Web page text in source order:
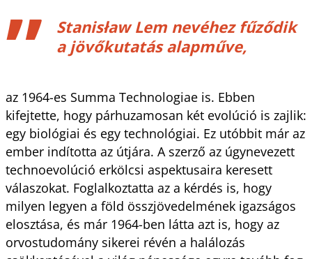
Stanisław Lem nevéhez fűződik
a jövőkutatás alapműve,
az 1964-es Summa Technologiae is. Ebben
kifejtette, hogy párhuzamosan két evolúció is zajlik:
egy biológiai és egy technológiai. Ez utóbbit már az
ember indította az útjára. A szerző az úgynevezett
technoevolúció erkölcsi aspektusaira keresett
válaszokat. Foglalkoztatta az a kérdés is, hogy
milyen legyen a föld összjövedelmének igazságos
elosztása, és már 1964-ben látta azt is, hogy az
orvostudomány sikerei révén a halálozás